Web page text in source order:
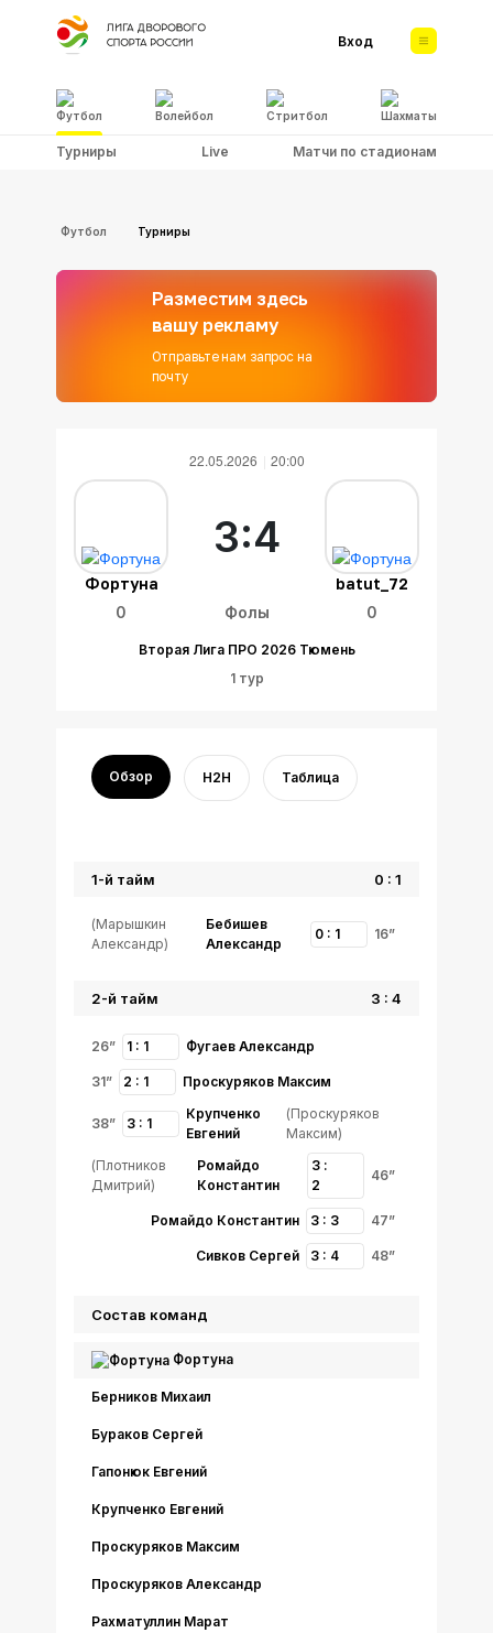
Футбол Волейбол Стритбол Шахматы
Вход
Турниры Live Матчи по стадионам
Футбол Турниры
Разместим здесь
вашу рекламу
Отправьте нам запрос на
почту
22.05.2026 20:00
Фортуна batut_72
3:4
Вторая Лига ПРО 2026 Тюмень
1 тур
Фолы
0 0
Обзор H2H Таблица
16”
0 : 1
Бебишев
Александр
(Марышкин
Александр)
1-й тайм 0 : 1
26” 1 : 1 Фугаев Александр
31” 2 : 1 Проскуряков Максим
38” 3 : 1
Крупченко
Евгений
(Проскуряков
Максим)
46”
3 :
2
Ромайдо
Константин
(Плотников
Дмитрий)
47”
3 : 3
Ромайдо Константин
48”
3 : 4
Сивков Сергей
2-й тайм 3 : 4
Состав команд
Фортуна
Берников Михаил
Бураков Сергей
Гапонюк Евгений
Крупченко Евгений
Проскуряков Максим
Проскуряков Александр
Рахматуллин Марат